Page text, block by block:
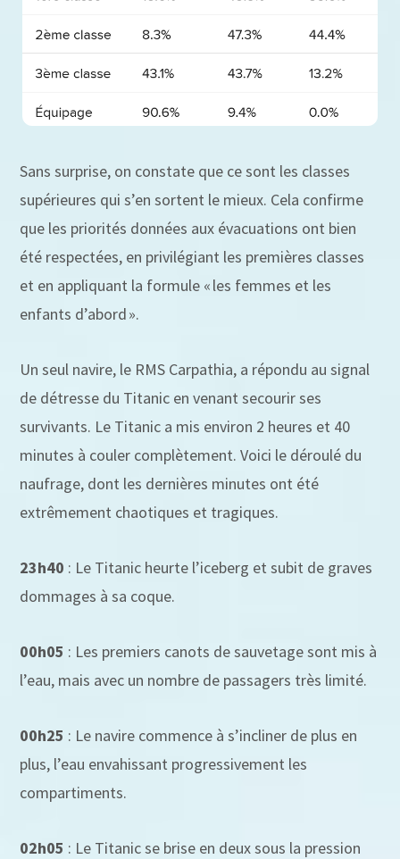
Sans surprise, on constate que ce sont les classes
supérieures qui s’en sortent le mieux. Cela confirme
que les priorités données aux évacuations ont bien
été respectées, en privilégiant les premières classes
et en appliquant la formule « les femmes et les
enfants d’abord ».
Un seul navire, le RMS Carpathia, a répondu au signal
de détresse du Titanic en venant secourir ses
survivants. Le Titanic a mis environ 2 heures et 40
minutes à couler complètement. Voici le déroulé du
naufrage, dont les dernières minutes ont été
extrêmement chaotiques et tragiques.
23h40 : Le Titanic heurte l’iceberg et subit de graves
dommages à sa coque.
00h05 : Les premiers canots de sauvetage sont mis à
l’eau, mais avec un nombre de passagers très limité.
00h25 : Le navire commence à s’incliner de plus en
plus, l’eau envahissant progressivement les
compartiments.
02h05 : Le Titanic se brise en deux sous la pression